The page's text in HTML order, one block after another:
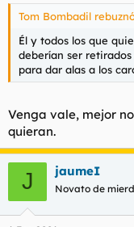
Tom Bombadil
Él y todos los que
deberían ser
para dar alas a los
Venga vale, mejor
quieran.
J jaumeI
Novato de